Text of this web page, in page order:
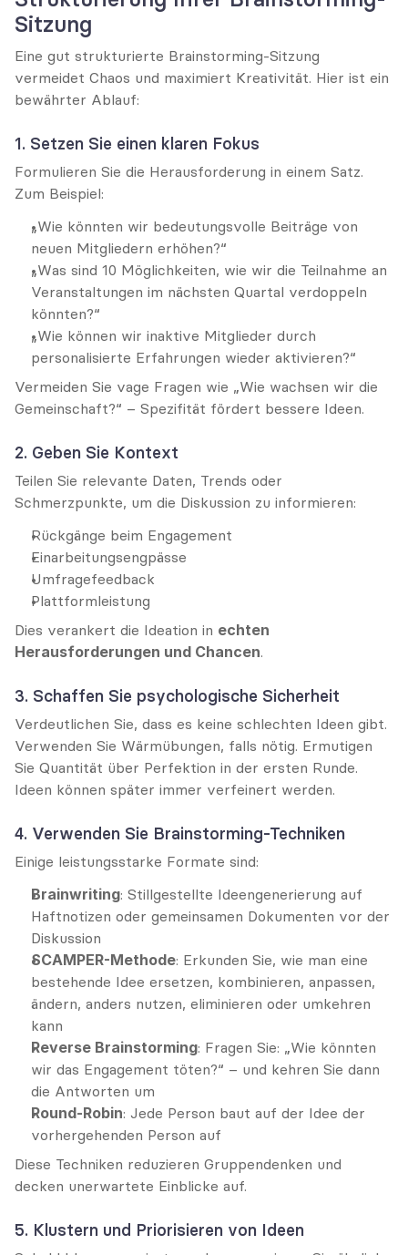
Sitzung
Eine gut strukturierte Brainstorming-Sitzung
vermeidet Chaos und maximiert Kreativität. Hier ist ein
bewährter Ablauf:
1. Setzen Sie einen klaren Fokus
Formulieren Sie die Herausforderung in einem Satz.
Zum Beispiel:
„Wie könnten wir bedeutungsvolle Beiträge von
neuen Mitgliedern erhöhen?“
„Was sind 10 Möglichkeiten, wie wir die Teilnahme an
Veranstaltungen im nächsten Quartal verdoppeln
könnten?“
„Wie können wir inaktive Mitglieder durch
personalisierte Erfahrungen wieder aktivieren?“
Vermeiden Sie vage Fragen wie „Wie wachsen wir die
Gemeinschaft?“ – Spezifität fördert bessere Ideen.
2. Geben Sie Kontext
Teilen Sie relevante Daten, Trends oder
Schmerzpunkte, um die Diskussion zu informieren:
Rückgänge beim Engagement
Einarbeitungsengpässe
Umfragefeedback
Plattformleistung
Dies verankert die Ideation in echten
Herausforderungen und Chancen.
3. Schaffen Sie psychologische Sicherheit
Verdeutlichen Sie, dass es keine schlechten Ideen gibt.
Verwenden Sie Wärmübungen, falls nötig. Ermutigen
Sie Quantität über Perfektion in der ersten Runde.
Ideen können später immer verfeinert werden.
4. Verwenden Sie Brainstorming-Techniken
Einige leistungsstarke Formate sind:
Brainwriting: Stillgestellte Ideengenerierung auf
Haftnotizen oder gemeinsamen Dokumenten vor der
Diskussion
SCAMPER-Methode: Erkunden Sie, wie man eine
bestehende Idee ersetzen, kombinieren, anpassen,
ändern, anders nutzen, eliminieren oder umkehren
kann
Reverse Brainstorming: Fragen Sie: „Wie könnten
wir das Engagement töten?“ – und kehren Sie dann
die Antworten um
Round-Robin: Jede Person baut auf der Idee der
vorhergehenden Person auf
Diese Techniken reduzieren Gruppendenken und
decken unerwartete Einblicke auf.
5. Klustern und Priorisieren von Ideen